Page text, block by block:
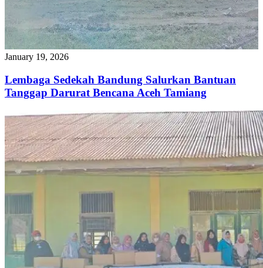
January 19, 2026
Lembaga Sedekah Bandung Salurkan Bantuan
Tanggap Darurat Bencana Aceh Tamiang